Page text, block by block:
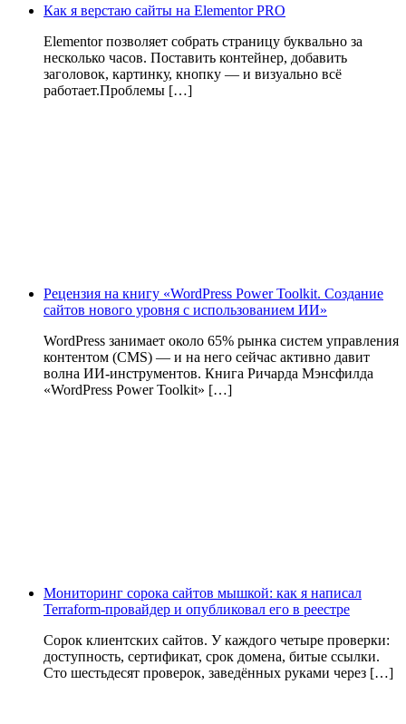
Как я верстаю сайты на Elementor PRO
Elementor позволяет собрать страницу буквально за
несколько часов. Поставить контейнер, добавить
заголовок, картинку, кнопку — и визуально всё
работает.Проблемы […]
Рецензия на книгу «WordPress Power Toolkit. Создание
сайтов нового уровня с использованием ИИ»
WordPress занимает около 65% рынка систем управления
контентом (CMS) — и на него сейчас активно давит
волна ИИ‑инструментов. Книга Ричарда Мэнсфилда
«WordPress Power Toolkit» […]
Мониторинг сорока сайтов мышкой: как я написал
Terraform-провайдер и опубликовал его в реестре
Сорок клиентских сайтов. У каждого четыре проверки:
доступность, сертификат, срок домена, битые ссылки.
Сто шестьдесят проверок, заведённых руками через […]